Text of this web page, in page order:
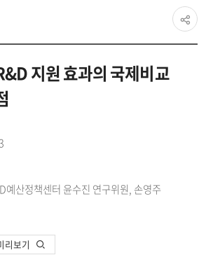
페이지
공유
share
지원 효과의 국제비교
예산정책센터 윤수진 연구위원, 손영주
리보기